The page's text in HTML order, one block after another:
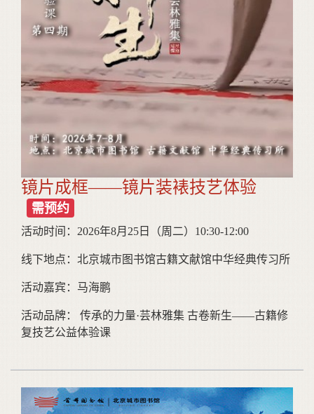
镜片成框——镜片装裱技艺体验
需预约
活动时间：2026年8月25日（周二）10:30-12:00
线下地点：北京城市图书馆古籍文献馆中华经典传习所
活动嘉宾：马海鹏
活动品牌： 传承的力量·芸林雅集 古卷新生——古籍修
复技艺公益体验课